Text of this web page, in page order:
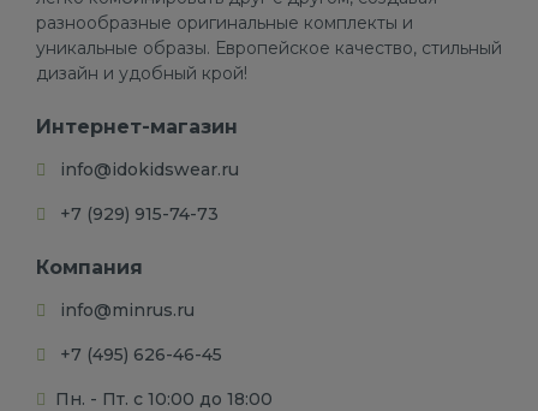
разнообразные оригинальные комплекты и
уникальные образы. Европейское качество, стильный
дизайн и удобный крой!
Интернет-магазин
info@idokidswear.ru
+7 (929) 915-74-73
Компания
info@minrus.ru
+7 (495) 626-46-45
Пн. - Пт. с 10:00 до 18:00